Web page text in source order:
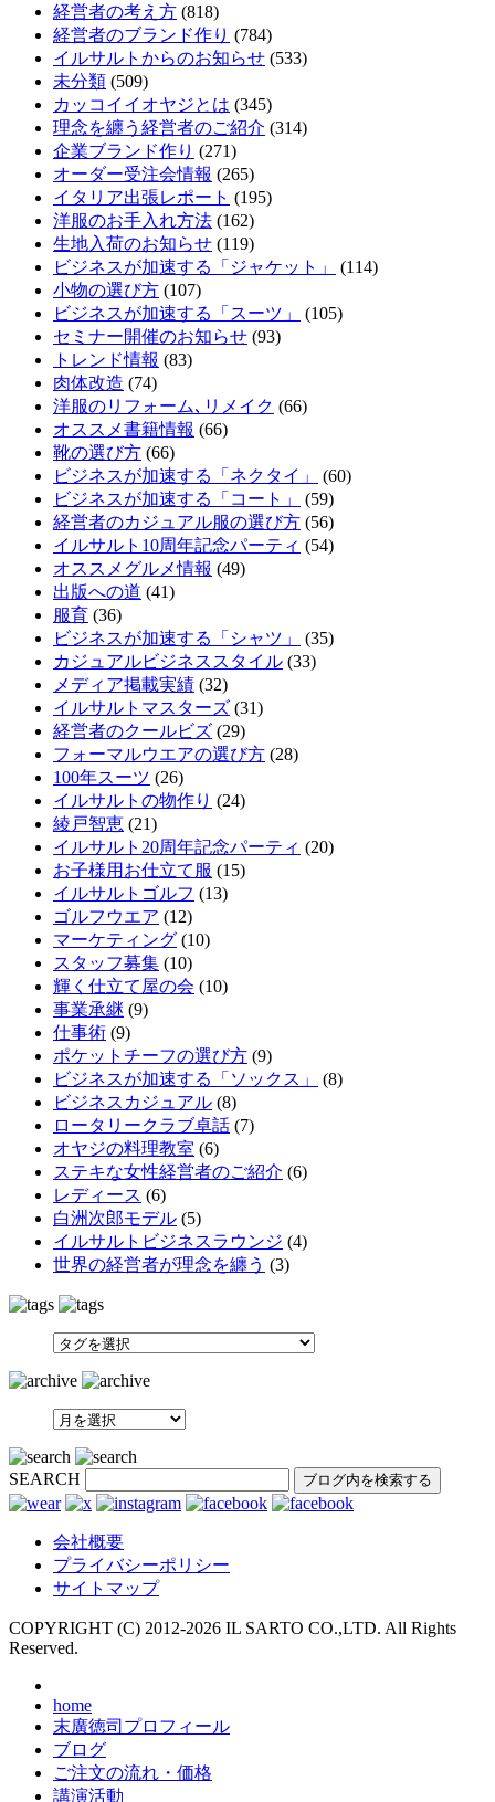
経営者の考え方 (818)
経営者のブランド作り (784)
イルサルトからのお知らせ (533)
未分類 (509)
カッコイイオヤジとは (345)
理念を纏う経営者のご紹介 (314)
企業ブランド作り (271)
オーダー受注会情報 (265)
イタリア出張レポート (195)
洋服のお手入れ方法 (162)
生地入荷のお知らせ (119)
ビジネスが加速する「ジャケット」
(114)
小物の選び方 (107)
ビジネスが加速する「スーツ」
(105)
セミナー開催のお知らせ (93)
トレンド情報 (83)
肉体改造 (74)
洋服のリフォーム､リメイク (66)
オススメ書籍情報 (66)
靴の選び方 (66)
ビジネスが加速する「ネクタイ」
(60)
ビジネスが加速する「コート」
(59)
経営者のカジュアル服の選び方 (56)
イルサルト10周年記念パーティ (54)
オススメグルメ情報 (49)
出版への道 (41)
服育 (36)
ビジネスが加速する「シャツ」
(35)
カジュアルビジネススタイル (33)
メディア掲載実績 (32)
イルサルトマスターズ (31)
経営者のクールビズ (29)
フォーマルウエアの選び方 (28)
100年スーツ (26)
イルサルトの物作り (24)
綾戸智恵 (21)
イルサルト20周年記念パーティ (20)
お子様用お仕立て服 (15)
イルサルトゴルフ (13)
ゴルフウエア (12)
マーケティング (10)
スタッフ募集 (10)
輝く仕立て屋の会 (10)
事業承継 (9)
仕事術 (9)
ポケットチーフの選び方 (9)
ビジネスが加速する「ソックス」
(8)
ビジネスカジュアル (8)
ロータリークラブ卓話 (7)
オヤジの料理教室 (6)
ステキな女性経営者のご紹介 (6)
レディース (6)
白洲次郎モデル (5)
イルサルトビジネスラウンジ (4)
世界の経営者が理念を纏う (3)
SEARCH
会社概要
プライバシーポリシー
サイトマップ
COPYRIGHT (C) 2012-2026 IL SARTO CO.,LTD. All Rights
Reserved.
home
末廣徳司プロフィール
ブログ
ご注文の流れ・価格
講演活動